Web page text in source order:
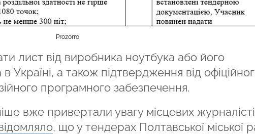
Prozorro
лист від виробника ноутбука або його
Україні, а також підтвердження від
програмного забезпечення.
вже привертали увагу місцевих
, що у тендерах Полтавської міської